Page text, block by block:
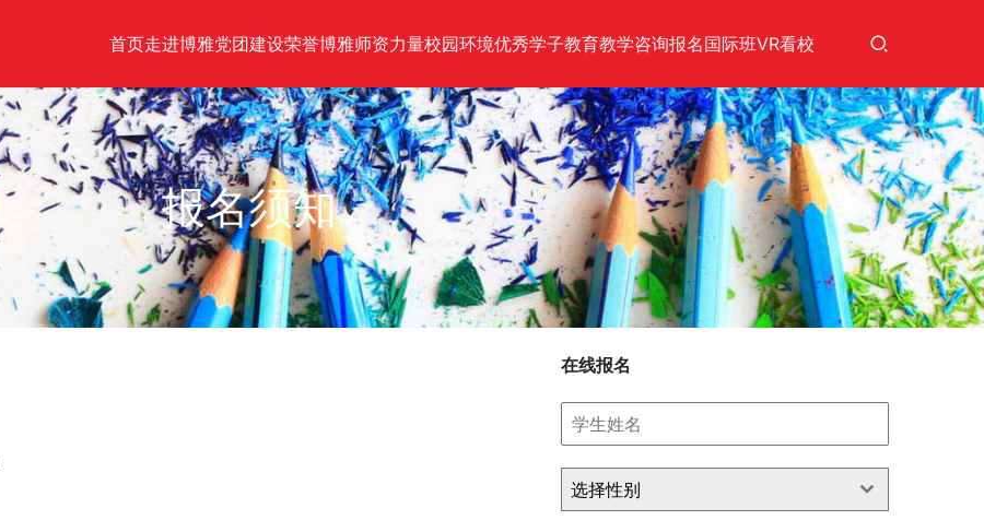
首页走进博雅党团建设荣誉博雅师资力量校园环境优秀学子教育教学咨询报名国际班VR看校
报名须知
在线报名
选择性别